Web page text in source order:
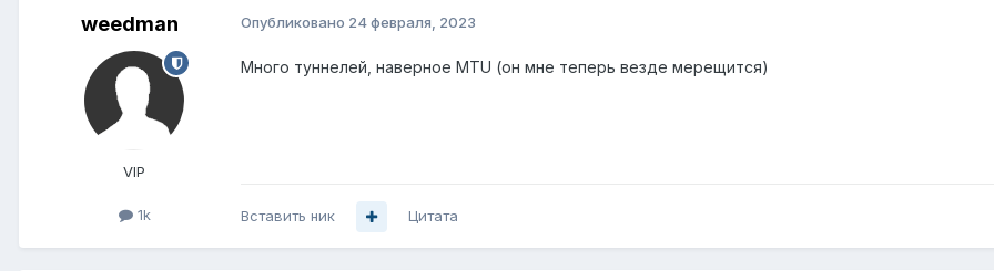
weedman
VIP
1k
Опубликовано 24 февраля, 2023
Много туннелей, наверное MTU (он мне теперь везде мерещится)
Вставить ник Цитата